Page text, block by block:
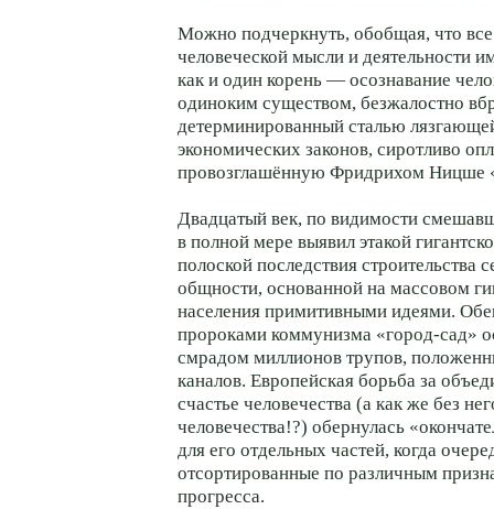
Можно подчеркнуть, обобщая, что все
человеческой мысли и деятельности
как и один корень — осознавание
одиноким существом, безжалостно
детерминированный сталью
экономических законов, сиротливо
провозглашённую Фридрихом Ницше
Двадцатый век, по видимости
в полной мере выявил этакой
полоской последствия строительства
общности, основанной на массовом
населения примитивными идеями.
пророками коммунизма «город-сад»
смрадом миллионов трупов,
каналов. Европейская борьба за
счастье человечества (a как же без
человечества!?) обернулась
для его отдельных частей, когда
отсортированные по различным
прогресса.